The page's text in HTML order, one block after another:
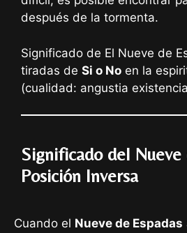
después de la tormenta.
Significado de El Nueve de
tiradas de Si o No en la
(cualidad: angustia
Significado del Nueve
Posición Inversa
Cuando el Nueve de Espadas